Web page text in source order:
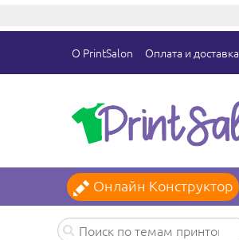
О PrintSalon Оплата и доставка
Онлайн Конструктор